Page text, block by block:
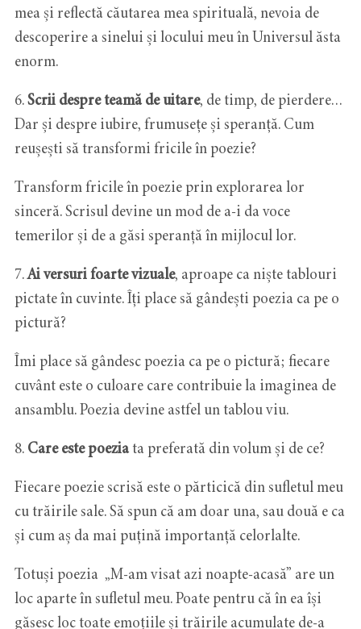
mea și reflectă căutarea mea spirituală, nevoia de
descoperire a sinelui și locului meu în Universul ăsta
enorm.
6.Scrii despre teamă de uitare, de timp, de pierdere…
Dar și despre iubire, frumusețe și speranță. Cum
reușești să transformi fricile în poezie?
Transform fricile în poezie prin explorarea lor
sinceră. Scrisul devine un mod de a-i da voce
temerilor și de a găsi speranță în mijlocul lor.
7.Ai versuri foarte vizuale, aproape ca niște tablouri
pictate în cuvinte. Îți place să gândești poezia ca pe o
pictură?
Îmi place să gândesc poezia ca pe o pictură; fiecare
cuvânt este o culoare care contribuie la imaginea de
ansamblu. Poezia devine astfel un tablou viu.
8.Care este poeziata preferată din volum și de ce?
Fiecare poezie scrisă este o părticică din sufletul meu
cu trăirile sale. Să spun că am doar una, sau două e ca
și cum aș da mai puțină importanță celorlalte.
Totuși poezia „M-am visat azi noapte-acasă” are un
loc aparte în sufletul meu. Poate pentru că în ea își
găsesc loc toate emoțiile și trăirile acumulate de-a